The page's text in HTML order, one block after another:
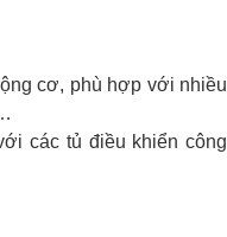
cơ, phù hợp với nhiều
các tủ điều khiển công